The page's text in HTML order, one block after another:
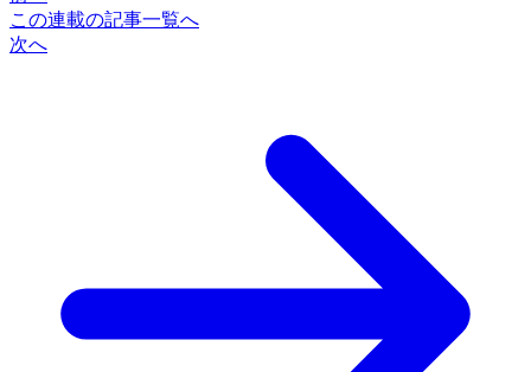
この連載の記事一覧へ
次へ